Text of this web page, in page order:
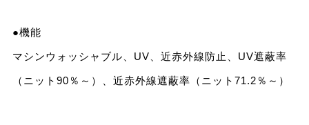
●機能
マシンウォッシャブル、UV、近赤外線防止、UV遮蔽率
（ニット90％～）、近赤外線遮蔽率（ニット71.2％～）